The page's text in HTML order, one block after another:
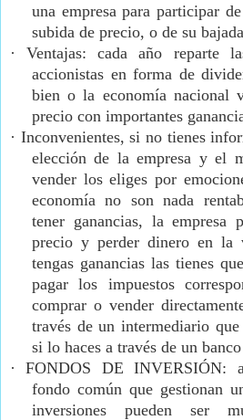
una empresa para participar
subida de precio, o de su
·
Ventajas: cada año reparte
accionistas en forma de
bien o la economía nacional
precio con importantes
· Inconvenientes, si no tienes
elección de la empresa y el
vender los eliges por
economía no son nada
tener ganancias, la
precio y perder dinero en la
tengas ganancias las tienes
pagar los impuestos
comprar o vender
través de un intermediario
si lo haces a través de un
·
FONDOS DE INVERSIÓN:
fondo común que gestionan
inversiones pueden ser